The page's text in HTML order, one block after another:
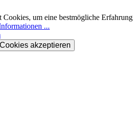
Cookies, um eine bestmögliche Erfahrung
...
akzeptieren